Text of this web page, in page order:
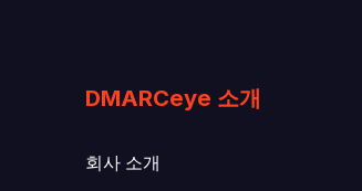
DMARCeye 소개
회사 소개